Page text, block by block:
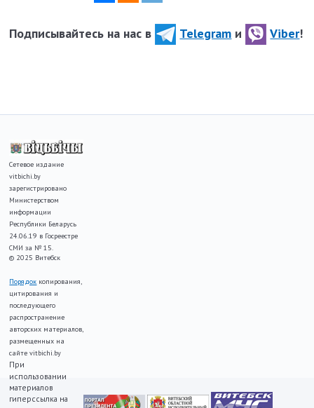
Подписывайтесь на нас в Telegram и Viber!
Сетевое издание
vitbichi.by
зарегистрировано
Министерством
информации
Республики Беларусь
24.06.19 в Госреестре
СМИ за № 15.
© 2025 Витебск
Порядок копирования,
цитирования и
последующего
распространение
авторских материалов,
размещенных на
сайте vitbichi.by
При
использовании
материалов
гиперссылка на